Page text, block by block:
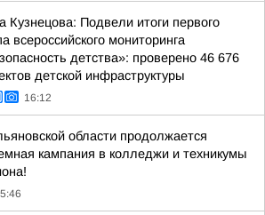
Кузнецова: Подвели итоги первого
всероссийского мониторинга
детства»: проверено 46 676
детской инфраструктуры
16:12
области продолжается
кампания в колледжи и техникумы